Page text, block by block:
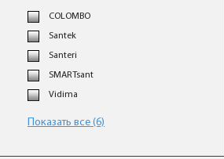
COLOMBO
Santek
Santeri
SMARTsant
Vidima
Показать все (6)